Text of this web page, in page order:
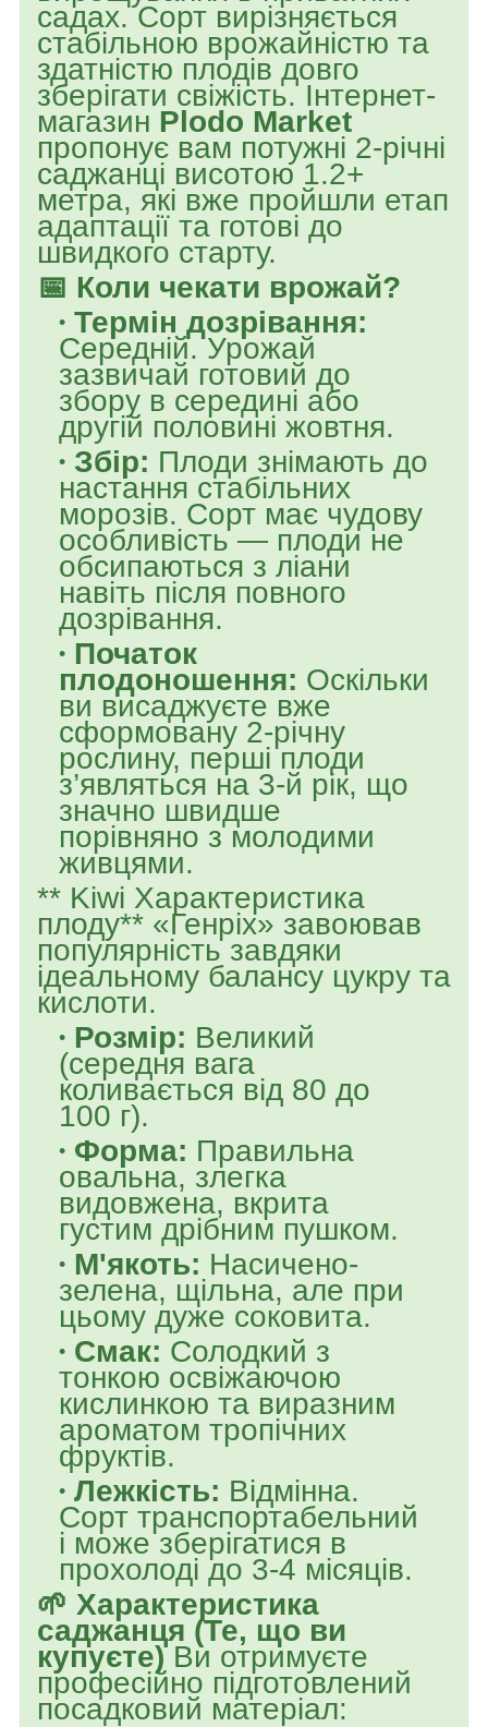
садах. Сорт вирізняється
стабільною врожайністю та
здатністю плодів довго
зберігати свіжість. Інтернет-
магазин Plodo Market
пропонує вам потужні 2-річні
саджанці висотою 1.2+
метра, які вже пройшли етап
адаптації та готові до
швидкого старту.
📅 Коли чекати врожай?
Термін дозрівання:
Середній. Урожай
зазвичай готовий до
збору в середині або
другій половині жовтня.
Збір: Плоди знімають до
настання стабільних
морозів. Сорт має чудову
особливість — плоди не
обсипаються з ліани
навіть після повного
дозрівання.
Початок
плодоношення: Оскільки
ви висаджуєте вже
сформовану 2-річну
рослину, перші плоди
з’являться на 3-й рік, що
значно швидше
порівняно з молодими
живцями.
** Kiwi Характеристика
плоду** «Генріх» завоював
популярність завдяки
ідеальному балансу цукру та
кислоти.
Розмір: Великий
(середня вага
коливається від 80 до
100 г).
Форма: Правильна
овальна, злегка
видовжена, вкрита
густим дрібним пушком.
М'якоть: Насичено-
зелена, щільна, але при
цьому дуже соковита.
Смак: Солодкий з
тонкою освіжаючою
кислинкою та виразним
ароматом тропічних
фруктів.
Лежкість: Відмінна.
Сорт транспортабельний
і може зберігатися в
прохолоді до 3-4 місяців.
🌱 Характеристика
саджанця (Те, що ви
купуєте)Ви отримуєте
професійно підготовлений
посадковий матеріал: